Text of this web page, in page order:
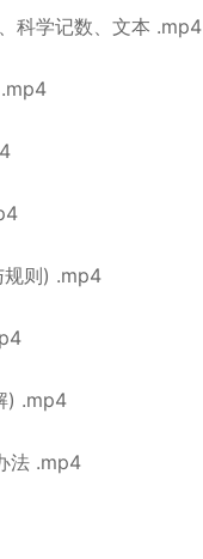
科学记数、文本 .mp4
.mp4
规则) .mp4
) .mp4
法 .mp4